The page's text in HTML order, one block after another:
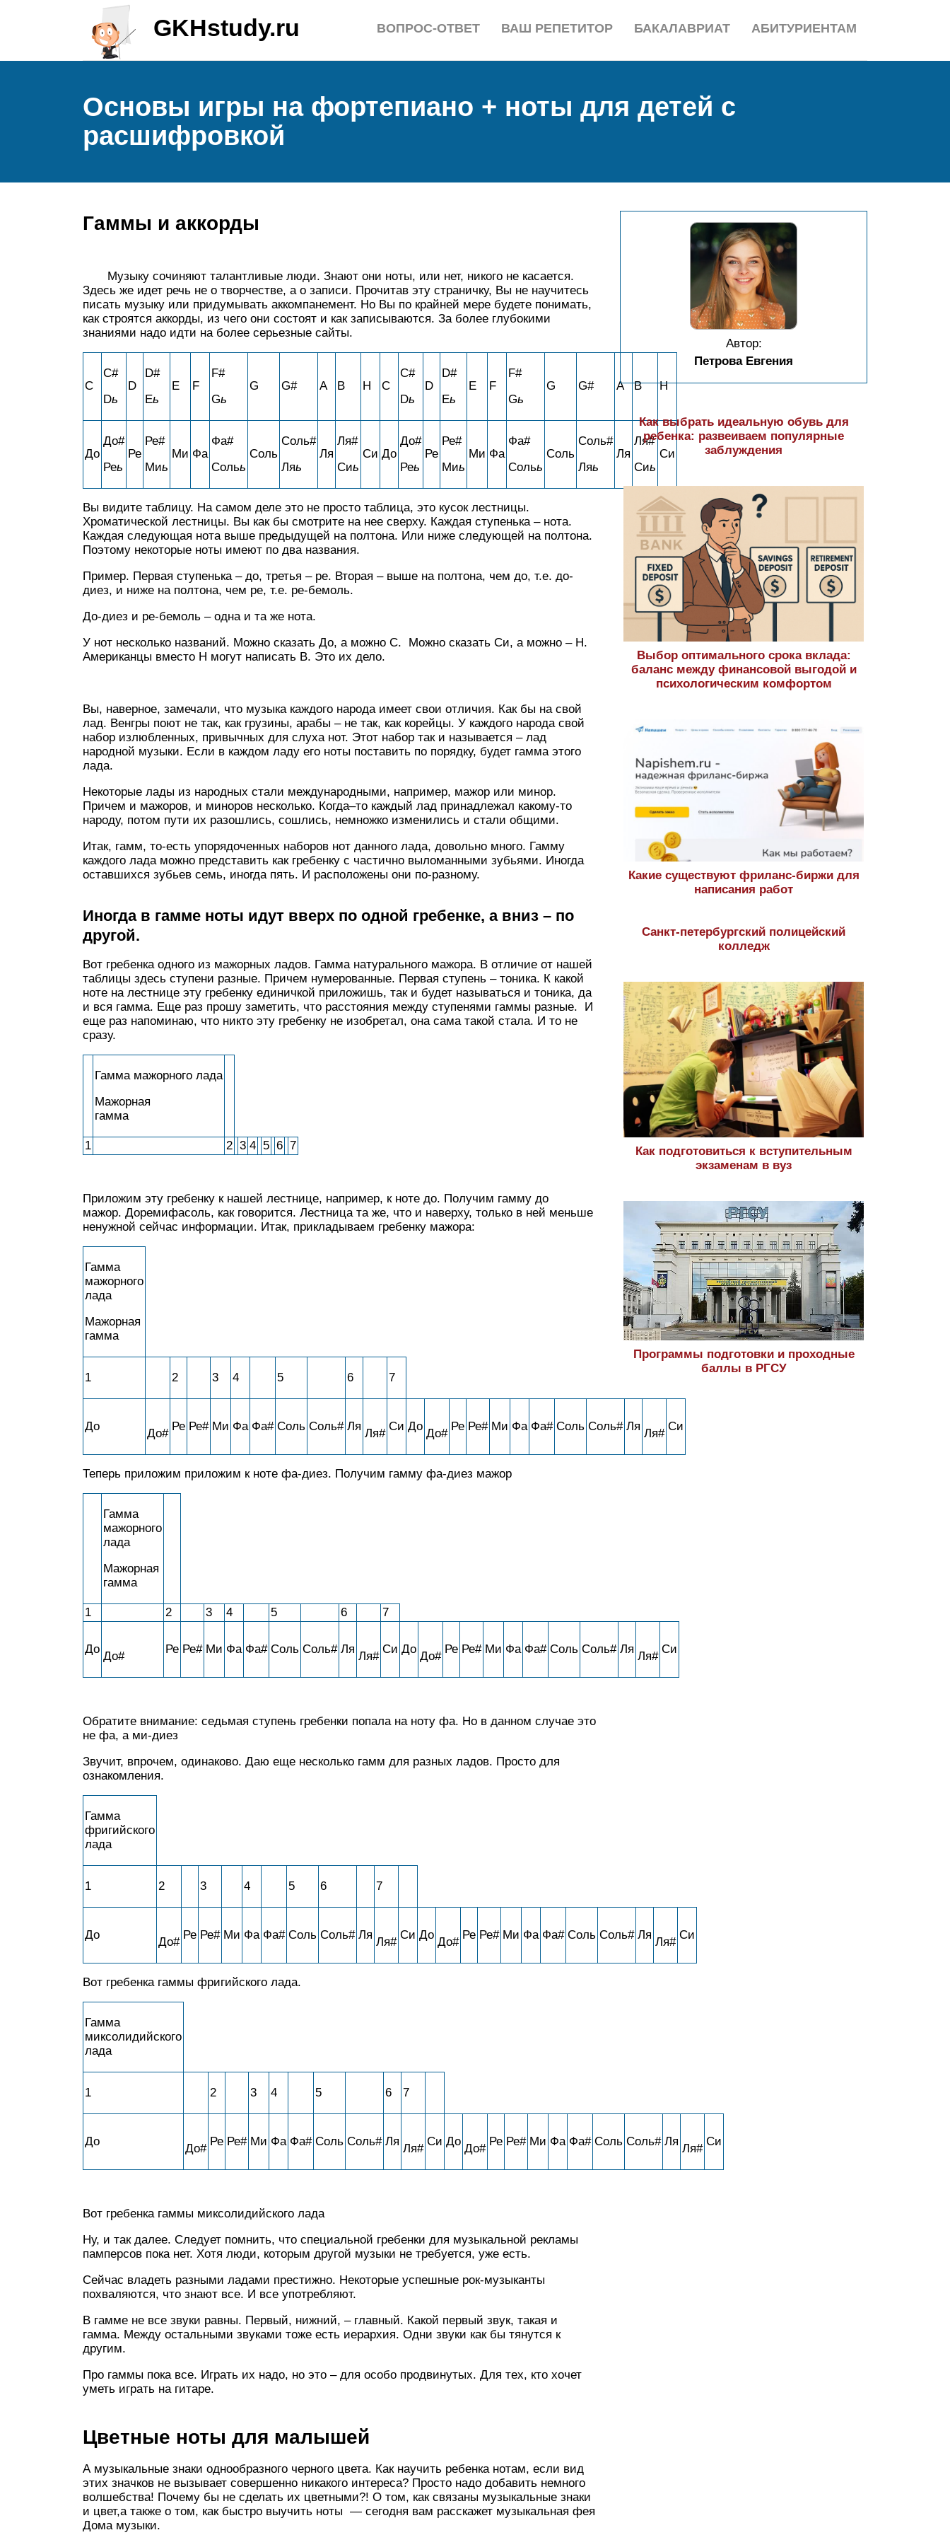
GKHstudy.ru АБИТУРИЕНТАМ
БАКАЛАВРИАТ
ВАШ РЕПЕТИТОР
ВОПРОС-ОТВЕТ
Основы игры на фортепиано + ноты для детей с
расшифровкой
Гаммы и аккорды
Музыку сочиняют талантливые люди. Знают они ноты, или нет, никого не касается.
Здесь же идет речь не о творчестве, а о записи. Прочитав эту страничку, Вы не научитесь
писать музыку или придумывать аккомпанемент. Но Вы по крайней мере будете понимать,
как строятся аккорды, из чего они состоят и как записываются. За более глубокими
знаниями надо идти на более серьезные сайты.
C
C#
Dь
D
D#
Eь
E F
F#
Gь
G G# A B H C
C#
Dь
D
D#
Eь
E F
F#
Gь
G G# A B H
До
До#
Реь
Ре
Ре#
Миь
Ми Фа
Фа#
Сольь
Соль
Соль#
Ляь
Ля
Ля#
Сиь
Си До
До#
Реь
Ре
Ре#
Миь
Ми Фа
Фа#
Сольь
Соль
Соль#
Ляь
Ля
Ля#
Сиь
Си
Вы видите таблицу. На самом деле это не просто таблица, это кусок лестницы.
Хроматической лестницы. Вы как бы смотрите на нее сверху. Каждая ступенька – нота.
Каждая следующая нота выше предыдущей на полтона. Или ниже следующей на полтона.
Поэтому некоторые ноты имеют по два названия.
Пример. Первая ступенька – до, третья – ре. Вторая – выше на полтона, чем до, т.е. до-
диез, и ниже на полтона, чем ре, т.е. ре-бемоль.
До-диез и ре-бемоль – одна и та же нота.
У нот несколько названий. Можно сказать До, а можно C. Можно сказать Си, а можно – Н.
Американцы вместо H могут написать В. Это их дело.
Вы, наверное, замечали, что музыка каждого народа имеет свои отличия. Как бы на свой
лад. Венгры поют не так, как грузины, арабы – не так, как корейцы. У каждого народа свой
набор излюбленных, привычных для слуха нот. Этот набор так и называется – лад
народной музыки. Если в каждом ладу его ноты поставить по порядку, будет гамма этого
лада.
Некоторые лады из народных стали международными, например, мажор или минор.
Причем и мажоров, и миноров несколько. Когда–то каждый лад принадлежал какому-то
народу, потом пути их разошлись, сошлись, немножко изменились и стали общими.
Итак, гамм, то-есть упорядоченных наборов нот данного лада, довольно много. Гамму
каждого лада можно представить как гребенку с частично выломанными зубьями. Иногда
оставшихся зубьев семь, иногда пять. И расположены они по-разному.
Иногда в гамме ноты идут вверх по одной гребенке, а вниз – по
другой.
Вот гребенка одного из мажорных ладов. Гамма натурального мажора. В отличие от нашей
таблицы здесь ступени разные. Причем нумерованные. Первая ступень – тоника. К какой
ноте на лестнице эту гребенку единичкой приложишь, так и будет называться и тоника, да
и вся гамма. Еще раз прошу заметить, что расстояния между ступенями гаммы разные. И
еще раз напоминаю, что никто эту гребенку не изобретал, она сама такой стала. И то не
сразу.
Гамма мажорного лада
Мажорная
гамма
1 2 3 4 5 6 7
Приложим эту гребенку к нашей лестнице, например, к ноте до. Получим гамму до
мажор. Доремифасоль, как говорится. Лестница та же, что и наверху, только в ней меньше
ненужной сейчас информации. Итак, прикладываем гребенку мажора:
Гамма
мажорного
лада
Мажорная
гамма
1 2 3 4 5 6 7
До
До#
Ре Ре# Ми Фа Фа# Соль Соль# Ля
Ля#
Си До
До#
Ре Ре# Ми Фа Фа# Соль Соль# Ля
Ля#
Си
Теперь приложим приложим к ноте фа-диез. Получим гамму фа-диез мажор
Гамма
мажорного
лада
Мажорная
гамма
1 2 3 4 5 6 7
До
До#
Ре Ре# Ми Фа Фа# Соль Соль# Ля
Ля#
Си До
До#
Ре Ре# Ми Фа Фа# Соль Соль# Ля
Ля#
Си
Обратите внимание: седьмая ступень гребенки попала на ноту фа. Но в данном случае это
не фа, а ми-диез
Звучит, впрочем, одинаково. Даю еще несколько гамм для разных ладов. Просто для
ознакомления.
Гамма
фригийского
лада
1 2 3 4 5 6 7
До
До#
Ре Ре# Ми Фа Фа# Соль Соль# Ля
Ля#
Си До
До#
Ре Ре# Ми Фа Фа# Соль Соль# Ля
Ля#
Си
Вот гребенка гаммы фригийского лада.
Гамма
миксолидийского
лада
1 2 3 4 5 6 7
До
До#
Ре Ре# Ми Фа Фа# Соль Соль# Ля
Ля#
Си До
До#
Ре Ре# Ми Фа Фа# Соль Соль# Ля
Ля#
Си
Вот гребенка гаммы миксолидийского лада
Ну, и так далее. Следует помнить, что специальной гребенки для музыкальной рекламы
памперсов пока нет. Хотя люди, которым другой музыки не требуется, уже есть.
Сейчас владеть разными ладами престижно. Некоторые успешные рок-музыканты
похваляются, что знают все. И все употребляют.
В гамме не все звуки равны. Первый, нижний, – главный. Какой первый звук, такая и
гамма. Между остальными звуками тоже есть иерархия. Одни звуки как бы тянутся к
другим.
Про гаммы пока все. Играть их надо, но это – для особо продвинутых. Для тех, кто хочет
уметь играть на гитаре.
Цветные ноты для малышей
А музыкальные знаки однообразного черного цвета. Как научить ребенка нотам, если вид
этих значков не вызывает совершенно никакого интереса? Просто надо добавить немного
волшебства! Почему бы не сделать их цветными?! О том, как связаны музыкальные знаки
и цвет,а также о том, как быстро выучить ноты — сегодня вам расскажет музыкальная фея
Дома музыки.
Автор:
Петрова Евгения
Как выбрать идеальную обувь для
ребенка: развеиваем популярные
заблуждения
Выбор оптимального срока вклада:
баланс между финансовой выгодой и
психологическим комфортом
Какие существуют фриланс-биржи для
написания работ
Санкт-петербургский полицейский
колледж
Как подготовиться к вступительным
экзаменам в вуз
Программы подготовки и проходные
баллы в РГСУ